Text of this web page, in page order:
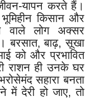
यापन करते हैं।
किसान और
वाले लोग अक्सर
बरसात, बाढ़, सूखा
को और प्रभावित
राशन ही उनके घर
सहारा बनता
में देरी हो जाए, तो